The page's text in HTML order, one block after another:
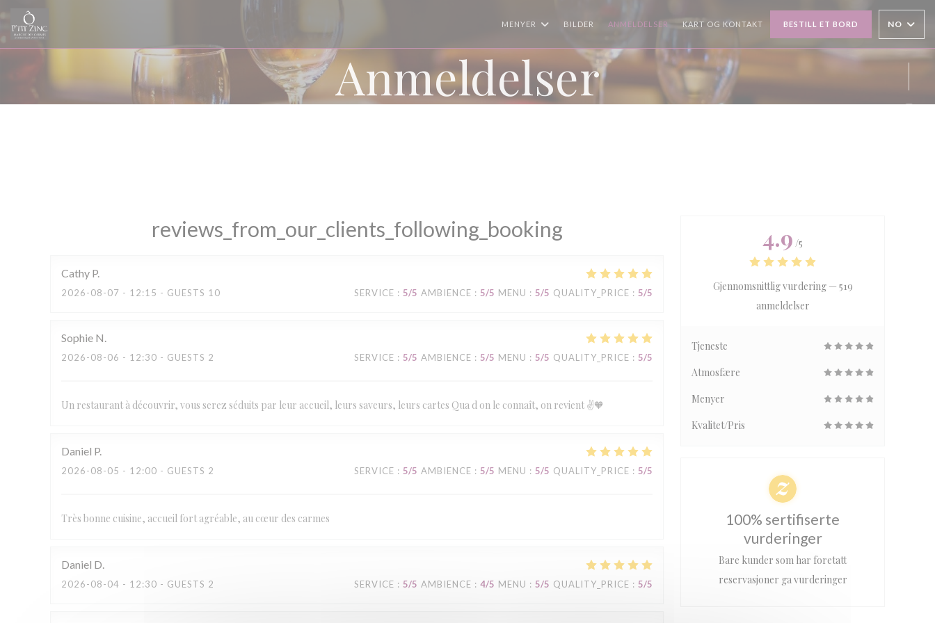
Panel for informasjonskapsler
MENYER BILDER ANMELDELSER KART OG KONTAKT BESTILL ET BORD NO
Anmeldelser
reviews_from_our_clients_following_booking
Cathy P
2026-08-07 - 12:15 - GUESTS 10 SERVICE : 5/5 AMBIENCE : 5/5 MENU : 5/5 QUALITY_PRICE : 5/5
Sophie N
2026-08-06 - 12:30 - GUESTS 2 SERVICE : 5/5 AMBIENCE : 5/5 MENU : 5/5 QUALITY_PRICE : 5/5
Un restaurant à découvrir, vous serez séduits par leur accueil, leurs saveurs, leurs cartes Qua d on le connaît, on revient ✌️🧡
Daniel P
2026-08-05 - 12:00 - GUESTS 2 SERVICE : 5/5 AMBIENCE : 5/5 MENU : 5/5 QUALITY_PRICE : 5/5
Très bonne cuisine, accueil fort agréable, au cœur des carmes
Daniel D
2026-08-04 - 12:30 - GUESTS 2 SERVICE : 5/5 AMBIENCE : 4/5 MENU : 5/5 QUALITY_PRICE : 5/5
4.9 /5
Gjennomsnittlig vurdering — 519
anmeldelser
Tjeneste
Atmosfære
Menyer
Kvalitet/Pris
100% sertifiserte
vurderinger
Bare kunder som har foretatt
reservasjoner ga vurderinger